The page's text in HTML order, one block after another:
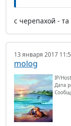
с черепахой -
13 января 2017
molog
IP/
Дата